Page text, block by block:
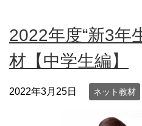
2022年度“新3年
材【中学生編】
2022年3月25日 ネット教材